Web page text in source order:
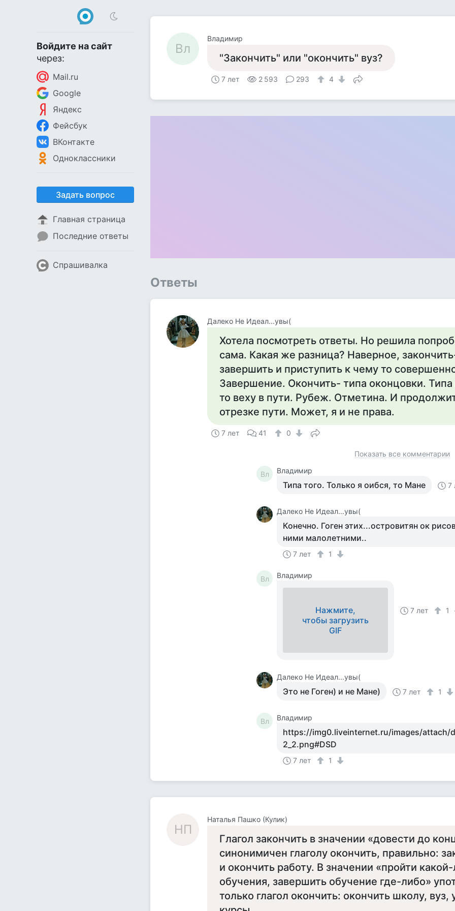
Войдите на сайт
через:
Mail.ru
Google
Яндекс
Фейсбук
ВКонтакте
Одноклассники
Задать вопрос
Главная страница
Последние ответы
Спрашивалка
Вл
Владимир
"Закончить" или "окончить" вуз?
7 лет 2 593 293 4
Ответы
Далеко Не Идеал...увы(
Хотела посмотреть ответы. Но решила
сама. Какая же разница? Наверное,
завершить и приступить к чему то
Завершение. Окончить- типа оконцовки.
то веху в пути. Рубеж. Отметина. И
отрезке пути. Может, я и не права.
7 лет 41 0
Показать все комментарии
Вл Владимир
Типа того. Только я оибся, то Мане 7
Далеко Не Идеал...увы(
Конечно. Гоген этих...островитян ок
ними малолетними..
7 лет 1
Вл Владимир
Нажмите,
чтобы загрузить
GIF
7 лет 1
Далеко Не Идеал...увы(
Это не Гоген) и не Мане) 7 лет 1
Вл Владимир
https://img0.liveinternet.ru/images/attach/
2_2.png#DSD
7 лет 1
НП
Наталья Пашко (Кулик)
Глагол закончить в значении «довести до
синонимичен глаголу окончить, правильно:
и окончить работу. В значении «пройти
обучения, завершить обучение где-либо»
только глагол окончить: окончить школу, вуз,